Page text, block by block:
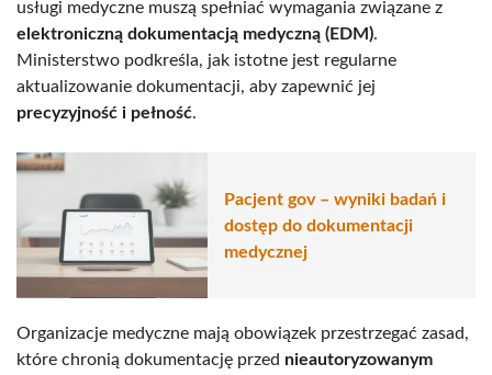
usługi medyczne muszą spełniać wymagania związane z
elektroniczną dokumentacją medyczną (EDM).
Ministerstwo podkreśla, jak istotne jest regularne
aktualizowanie dokumentacji, aby zapewnić jej
precyzyjność i pełność.
Pacjent gov – wyniki badań i
dostęp do dokumentacji
medycznej
Organizacje medyczne mają obowiązek przestrzegać zasad,
które chronią dokumentację przed nieautoryzowanym